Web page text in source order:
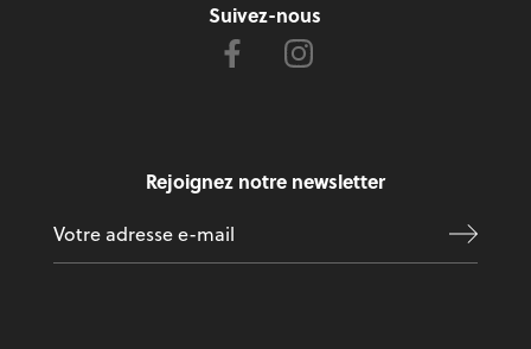
Suivez-nous
Rejoignez notre newsletter